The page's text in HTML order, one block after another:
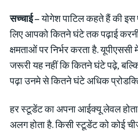
सच्चाई –योगेश पाटिल कहते हैं की इस
लिए आपको कितने घंटे तक पढ़ाई
क्षमताओं पर निर्भर करता है.
जरूरी यह नहीं कि कितने घंटे पढ़े,
पढ़ा उनमे से कितने घंटे अधिक
हर स्टूडेंट का अपना आईक्यू लेवल
अलग होता है. किसी स्टूडेंट को कोई